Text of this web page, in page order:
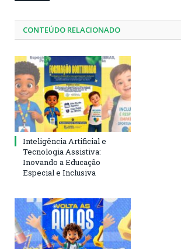
CONTEÚDO RELACIONADO
Inteligência Artificial e
Tecnologia Assistiva:
Inovando a Educação
Especial e Inclusiva